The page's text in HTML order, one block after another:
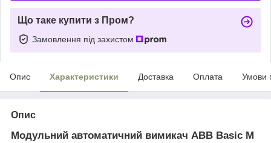
Що таке купити з Пром?
Замовлення під захистом
Опис Характеристики Доставка Оплата Умови
Опис
Модульний автоматичний вимикач ABB Basic M